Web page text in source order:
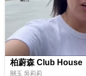
柏蔚森 Club House
關玉 吳莉莉